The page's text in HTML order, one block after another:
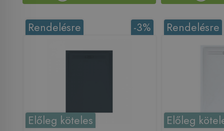
-3%
Rendelésre
Előleg köteles
Rendelésre
Előleg